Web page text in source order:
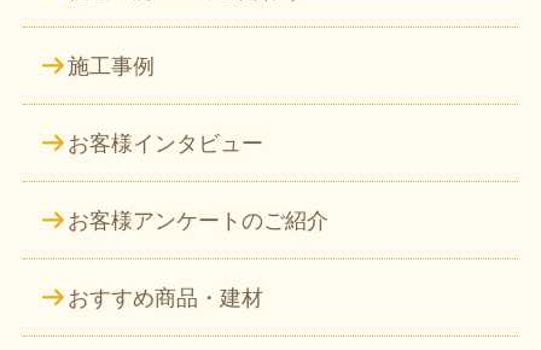
施工事例
お客様インタビュー
お客様アンケートのご紹介
おすすめ商品・建材